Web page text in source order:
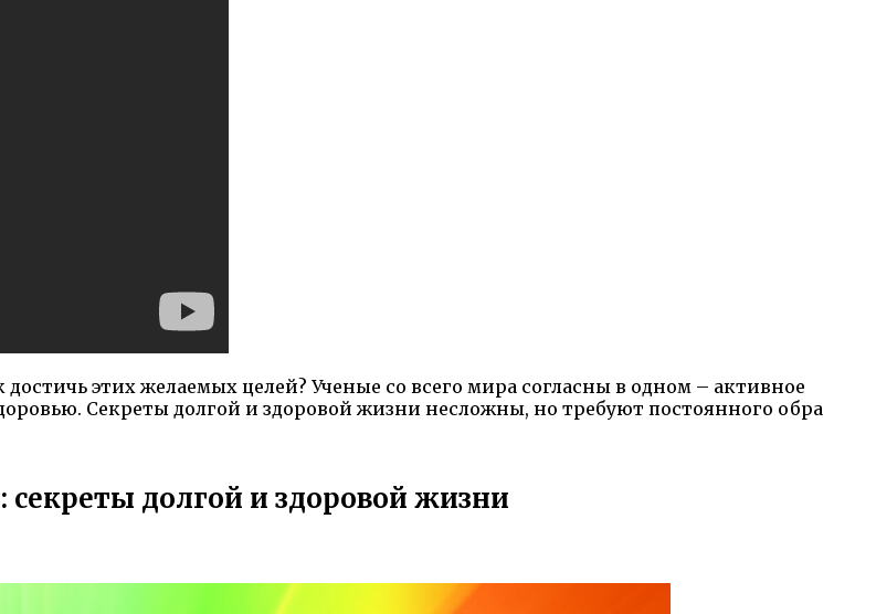
этих желаемых целей? Ученые со всего мира согласны в одном – активное
Секреты долгой и здоровой жизни несложны, но требуют постоянного обра
секреты долгой и здоровой жизни